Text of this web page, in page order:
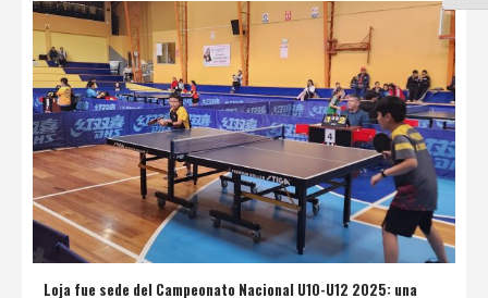
Loja fue sede del Campeonato Nacional U10-U12 2025: una